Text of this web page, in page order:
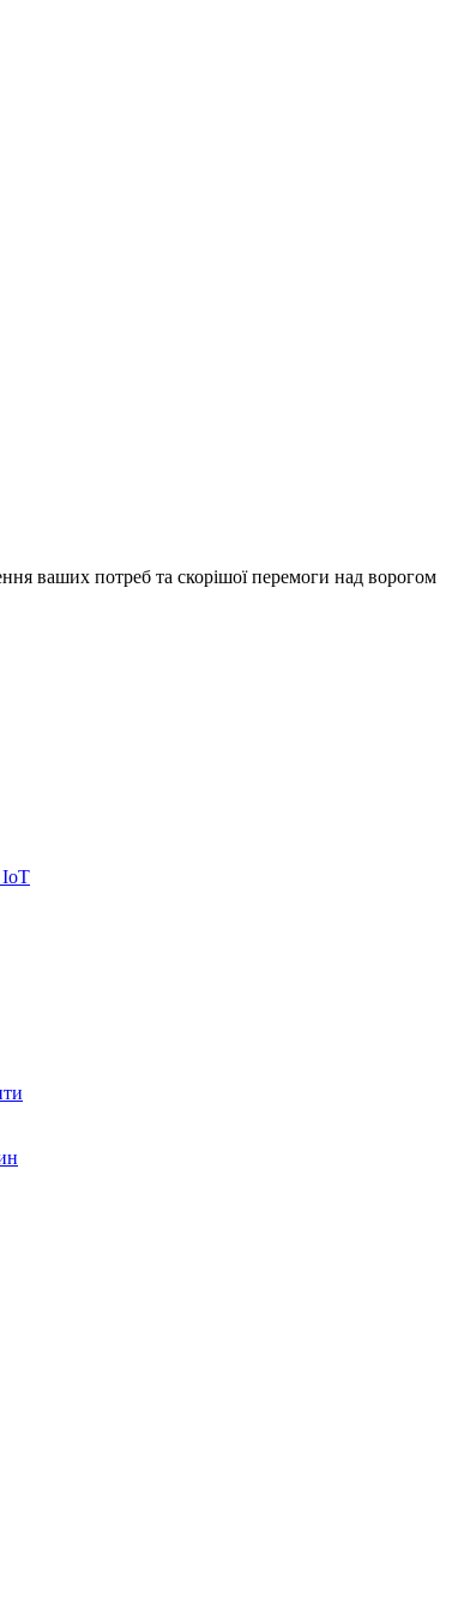
ваших потреб та скорішої перемоги над ворогом
IoT